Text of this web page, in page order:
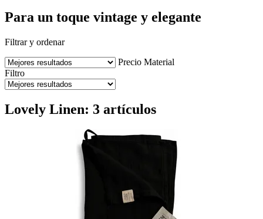
Para un toque vintage y elegante
Filtrar y ordenar
Precio Material
Filtro
Lovely Linen: 3 artículos